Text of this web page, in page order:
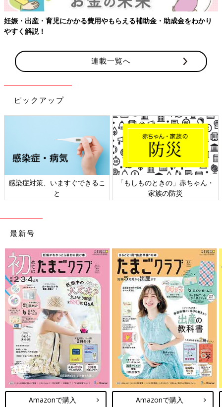
かかる費用やもらえる補助金・助成金をわかり 【ワクチン接種
連載一覧へ
ピックアップ
ますぐできるこ
「もしものときの」赤ちゃん・
日本外来小
最新号
Amazonで購入 Amazonで購入